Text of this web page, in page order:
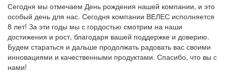
Сегодня мы отмечаем День рождения нашей компании, и это
особый день для нас. Сегодня компании ВЕЛЕС исполняется
8 лет! За эти годы мы с гордостью смотрим на наши
достижения и рост, благодаря вашей поддержке и доверию.
Будем стараться и дальше продолжать радовать вас своими
инновациями и качественными продуктами. Спасибо, что вы с
нами!